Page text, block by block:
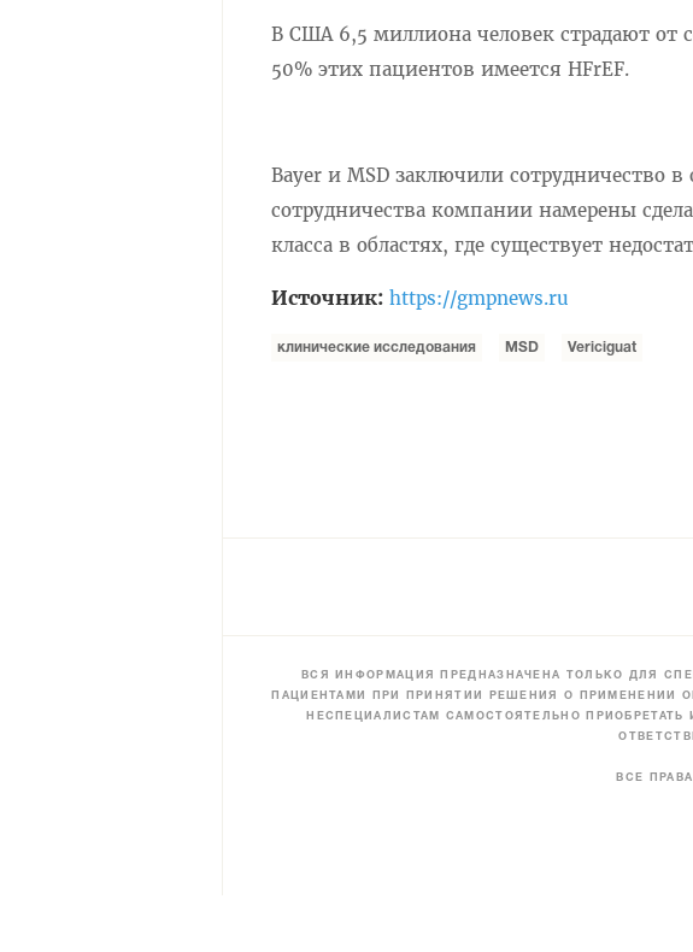
В США 6,5 миллиона человек страдают от
50% этих пациентов имеется HFrEF.
Bayer и MSD заключили сотрудничество
сотрудничества компании намерены
класса в областях, где существует
Источник: https://gmpnews.ru
клинические исследования MSD Vericiguat
ВСЯ ИНФОРМАЦИЯ ПРЕДНАЗНАЧЕНА ТОЛЬКО ДЛЯ
ПАЦИЕНТАМИ ПРИ ПРИНЯТИИ РЕШЕНИЯ О ПРИМЕНЕНИИ
НЕСПЕЦИАЛИСТАМ САМОСТОЯТЕЛЬНО
ВСЕ